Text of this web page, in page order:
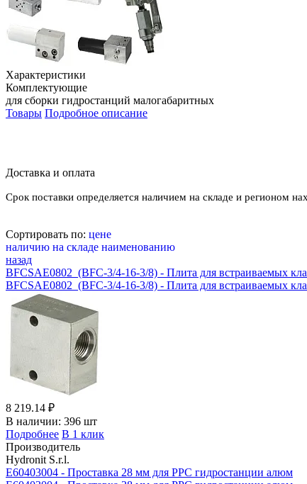
Характеристики
Комплектующие
для сборки гидростанций малогабаритных
Товары Подробное описание
Доставка и оплата
Срок поставки определяется наличием на складе и регионом
Сортировать по: цене
наличию на складе наименованию
назад
BFCSAE0802_(BFC-3/4-16-3/8) - Плита для встраиваемых
BFCSAE0802_(BFC-3/4-16-3/8) - Плита для встраиваемых
8 219.14 ₽
В наличии: 396 шт
Подробнее В 1 клик
Производитель
Hydronit S.r.l.
E60403004 - Проставка 28 мм для РРС гидростанции алюм